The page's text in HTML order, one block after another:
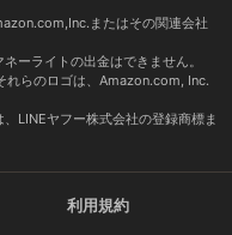
またはその関連会社
ーライトの出金はできません。
らのロゴは、Amazon.com, Inc.
LINEヤフー株式会社の登録商標ま
利用規約